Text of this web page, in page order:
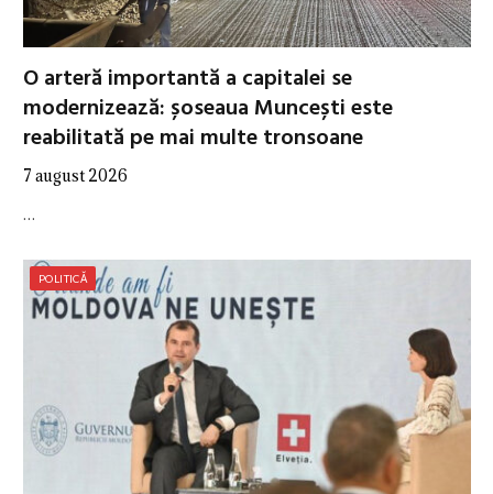
O arteră importantă a capitalei se
modernizează: șoseaua Muncești este
reabilitată pe mai multe tronsoane
7 august 2026
…
POLITICĂ